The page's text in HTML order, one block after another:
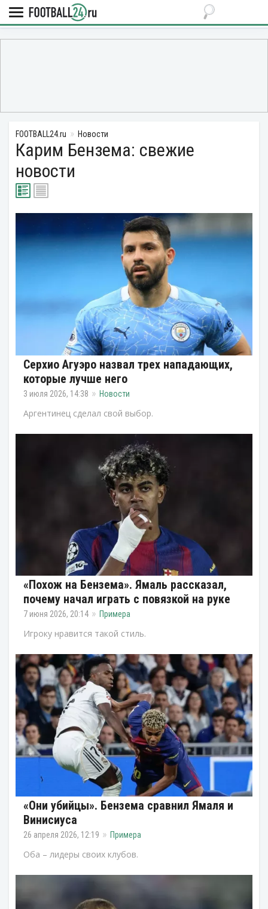
FOOTBALL24.ru Новости
Карим Бензема: свежие
новости
Серхио Агуэро назвал трех нападающих,
которые лучше него
3 июля 2026, 14:38 Новости
Аргентинец сделал свой выбор.
«Похож на Бензема». Ямаль рассказал,
почему начал играть с повязкой на руке
7 июня 2026, 20:14 Примера
Игроку нравится такой стиль.
«Они убийцы». Бензема сравнил Ямаля и
Винисиуса
26 апреля 2026, 12:19 Примера
Оба – лидеры своих клубов.